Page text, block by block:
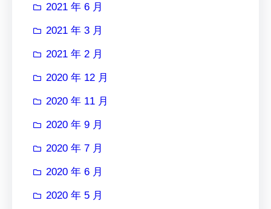
2021 年 6 月
2021 年 3 月
2021 年 2 月
2020 年 12 月
2020 年 11 月
2020 年 9 月
2020 年 7 月
2020 年 6 月
2020 年 5 月